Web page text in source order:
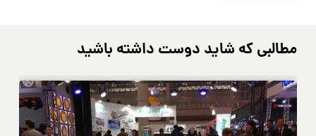
مطالبی که شاید دوست داشته باشید